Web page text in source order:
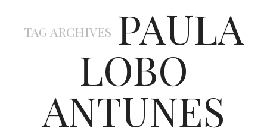
EU NA TV
TAG ARCHIVES PAULA
LOBO
ANTUNES